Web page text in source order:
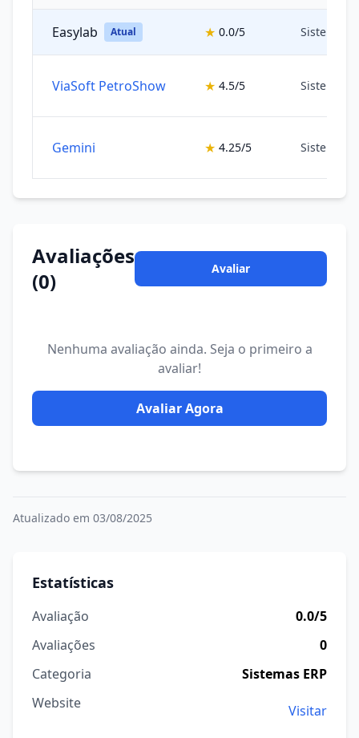
Easylab Atual ★ 0.0/5 Sistemas
ViaSoft PetroShow ★ 4.5/5 Sistemas
Gemini ★ 4.25/5 Sistemas
Avaliações
(0)
Avaliar
Nenhuma avaliação ainda. Seja o primeiro a
avaliar!
Avaliar Agora
Atualizado em 03/08/2025
Estatísticas
Avaliação
0.0/5
Avaliações
0
Categoria
Sistemas ERP
Website
Visitar